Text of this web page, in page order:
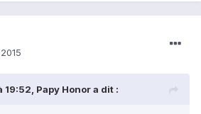
Papy Honor a dit :